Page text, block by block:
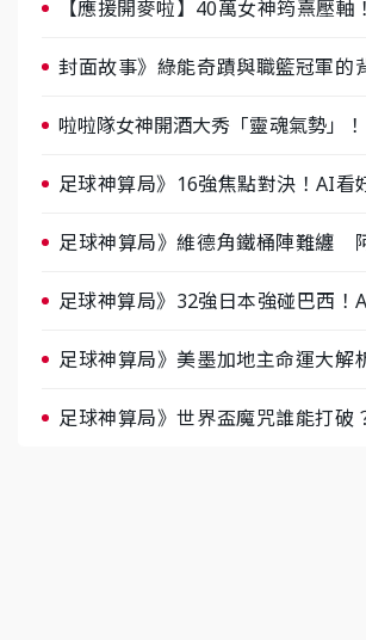
【應援開麥啦】40萬女神筠熹壓軸
封面故事》綠能奇蹟與職籃冠軍的
啦啦隊女神開酒大秀「靈魂氣勢」
足球神算局》16強焦點對決！AI看
足球神算局》維德角鐵桶陣難纏
足球神算局》32強日本強碰巴西
足球神算局》美墨加地主命運大
足球神算局》世界盃魔咒誰能打破